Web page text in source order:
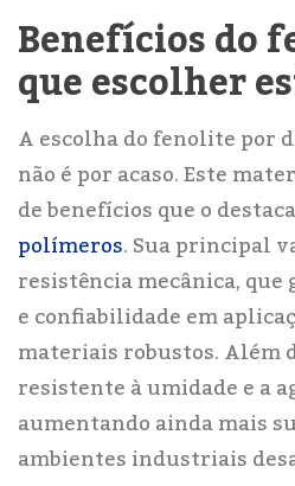
Benefícios do
que escolher
A escolha do fenolite por
não é por acaso. Este
de benefícios que o
polímeros. Sua principal
resistência mecânica,
e confiabilidade em
materiais robustos. Além
resistente à umidade e a
aumentando ainda mais
ambientes industriais